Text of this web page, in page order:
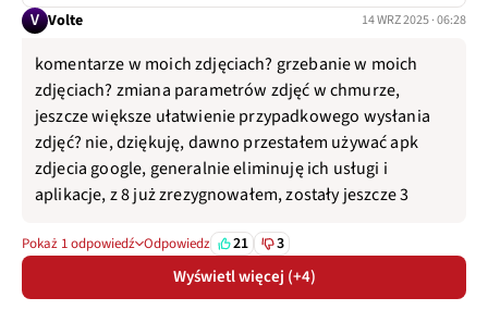
V Volte 14 WRZ 2025 · 06:28
komentarze w moich zdjęciach? grzebanie w moich
zdjęciach? zmiana parametrów zdjęć w chmurze,
jeszcze większe ułatwienie przypadkowego wysłania
zdjęć? nie, dziękuję, dawno przestałem używać apk
zdjecia google, generalnie eliminuję ich usługi i
aplikacje, z 8 już zrezygnowałem, zostały jeszcze 3
Pokaż 1 odpowiedź Odpowiedz 21 3
Wyświetl więcej (+4)